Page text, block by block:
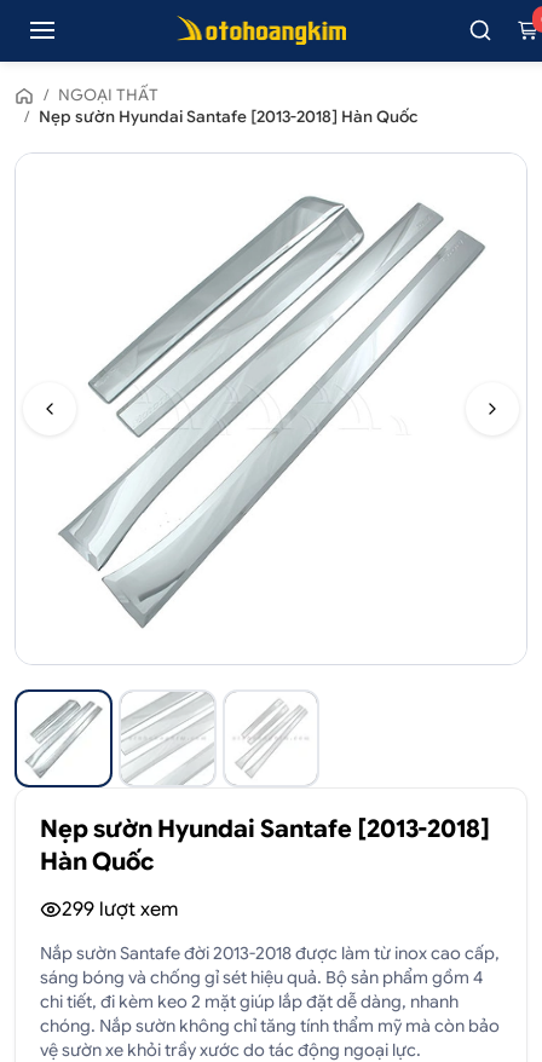
/ NGOẠI THẤT
/ Nẹp sườn Hyundai Santafe [2013-2018] Hàn Quốc
Nẹp sườn Hyundai Santafe [2013-2018]
Hàn Quốc
299 lượt xem
Nắp sườn Santafe đời 2013-2018 được làm từ inox cao cấp,
sáng bóng và chống gỉ sét hiệu quả. Bộ sản phẩm gồm 4
chi tiết, đi kèm keo 2 mặt giúp lắp đặt dễ dàng, nhanh
chóng. Nắp sườn không chỉ tăng tính thẩm mỹ mà còn bảo
vệ sườn xe khỏi trầy xước do tác động ngoại lực.